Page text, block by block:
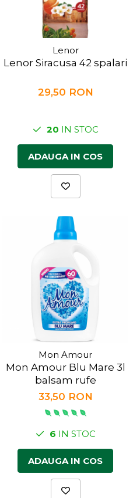
Lenor
Lenor Siracusa 42 spalari
29,50 RON
20 IN STOC
ADAUGA IN COS
Mon Amour
Mon Amour Blu Mare 3l
balsam rufe
33,50 RON
6 IN STOC
ADAUGA IN COS